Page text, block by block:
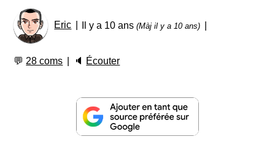
Eric Il y a 10 ans(Màj il y a 10 ans)
💬 28 coms 🔈 Écouter